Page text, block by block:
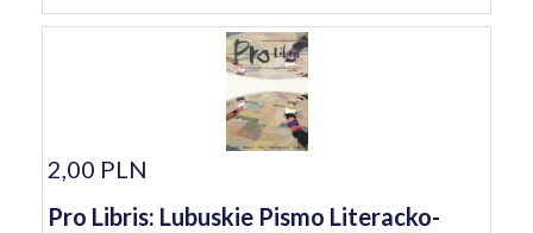
2,00 PLN
Pro Libris: Lubuskie Pismo Literacko-